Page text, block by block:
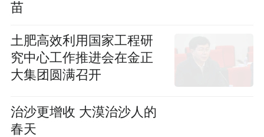
苗
土肥高效利用国家工程研
究中心工作推进会在金正
大集团圆满召开
治沙更增收 大漠治沙人的
春天